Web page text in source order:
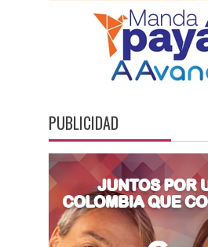
PUBLICIDAD